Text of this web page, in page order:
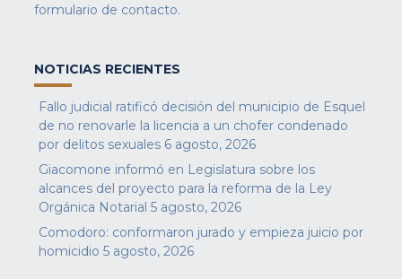
formulario de contacto.
NOTICIAS RECIENTES
Fallo judicial ratificó decisión del municipio de Esquel
de no renovarle la licencia a un chofer condenado
por delitos sexuales 6 agosto, 2026
Giacomone informó en Legislatura sobre los
alcances del proyecto para la reforma de la Ley
Orgánica Notarial 5 agosto, 2026
Comodoro: conformaron jurado y empieza juicio por
homicidio 5 agosto, 2026